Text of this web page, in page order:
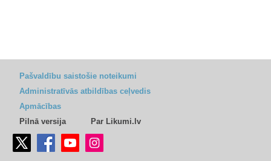
Pašvaldību saistošie noteikumi
Administratīvās atbildības ceļvedis
Apmācības
Pilnā versija
Par Likumi.lv